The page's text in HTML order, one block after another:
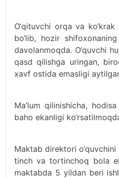
O‘qituvchi orqa va
bo‘lib, hozir
davolanmoqda. O‘quvchi
qasd qilishga uringan,
xavf ostida emasligi
Ma’lum qilinishicha,
baho ekanligi
Maktab direktori o‘quvchini
tinch va tortinchoq bola
maktabda 5 yildan beri